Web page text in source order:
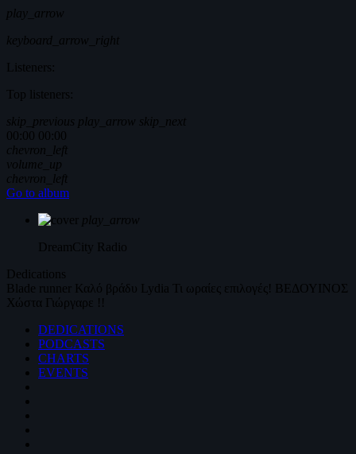
play_arrow
keyboard_arrow_right
Listeners:
Top listeners:
skip_previous play_arrow skip_next
00:00 00:00
chevron_left
volume_up
chevron_left
Go to album
play_arrow
DreamCity Radio
Dedications
Blade runner Καλό βράδυ Lydia Τι ωραίες επιλογές! ΒΕΔΟΥΙΝΟΣ
Χώστα Γιώργαρε !!
DEDICATIONS
PODCASTS
CHARTS
EVENTS